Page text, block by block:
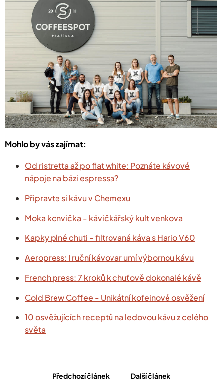
Mohlo by vás zajímat:
Od ristretta až po flat white: Poznáte kávové
nápoje na bázi espressa?
Připravte si kávu v Chemexu
Moka konvička - kávičkářský kult venkova
Kapky plné chuti - filtrovaná káva s Hario V60
Aeropress: I ruční kávovar umí výbornou kávu
French press: 7 kroků k chuťově dokonalé kávě
Cold Brew Coffee - Unikátní kofeinové osvěžení
10 osvěžujících receptů na ledovou kávu z celého
světa
Předchozí článek Další článek